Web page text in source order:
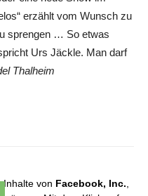
erzählt vom Wunsch zu
sprengen … So etwas
Urs Jäckle. Man darf
Thalheim
Inhalte von Facebook, Inc.